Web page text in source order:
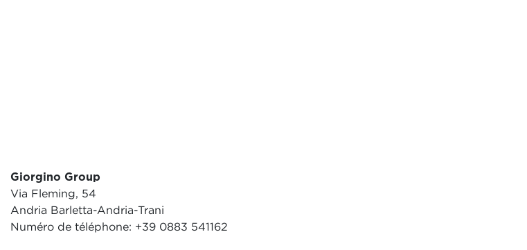
Giorgino Group
Via Fleming, 54
Andria Barletta-Andria-Trani
Numéro de téléphone: +39 0883 541162